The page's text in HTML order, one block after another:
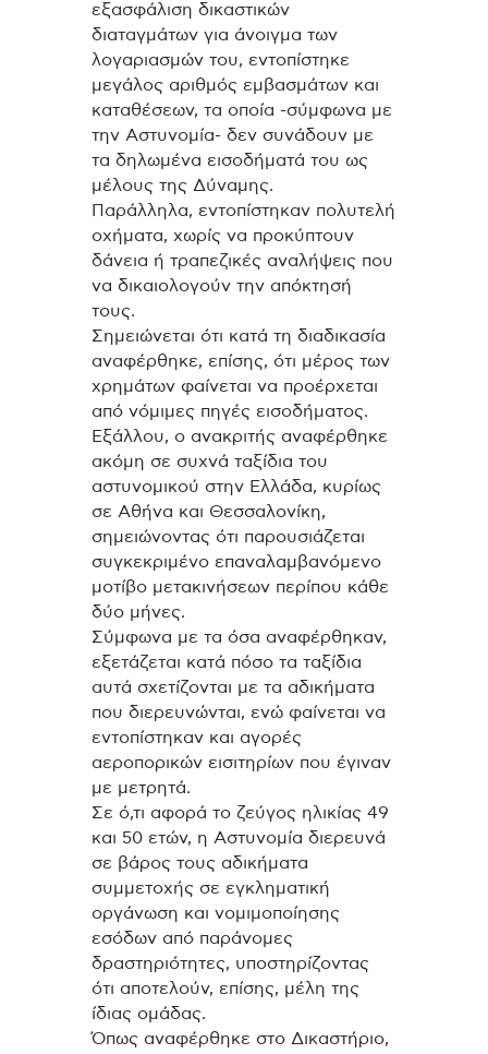
εξασφάλιση δικαστικών
διαταγμάτων για άνοιγμα των
λογαριασμών του, εντοπίστηκε
μεγάλος αριθμός εμβασμάτων και
καταθέσεων, τα οποία -σύμφωνα με
την Αστυνομία- δεν συνάδουν με
τα δηλωμένα εισοδήματά του ως
μέλους της Δύναμης.
Παράλληλα, εντοπίστηκαν πολυτελή
οχήματα, χωρίς να προκύπτουν
δάνεια ή τραπεζικές αναλήψεις που
να δικαιολογούν την απόκτησή
τους.
Σημειώνεται ότι κατά τη διαδικασία
αναφέρθηκε, επίσης, ότι μέρος των
χρημάτων φαίνεται να προέρχεται
από νόμιμες πηγές εισοδήματος.
Εξάλλου, ο ανακριτής αναφέρθηκε
ακόμη σε συχνά ταξίδια του
αστυνομικού στην Ελλάδα, κυρίως
σε Αθήνα και Θεσσαλονίκη,
σημειώνοντας ότι παρουσιάζεται
συγκεκριμένο επαναλαμβανόμενο
μοτίβο μετακινήσεων περίπου κάθε
δύο μήνες.
Σύμφωνα με τα όσα αναφέρθηκαν,
εξετάζεται κατά πόσο τα ταξίδια
αυτά σχετίζονται με τα αδικήματα
που διερευνώνται, ενώ φαίνεται να
εντοπίστηκαν και αγορές
αεροπορικών εισιτηρίων που έγιναν
με μετρητά.
Σε ό,τι αφορά το ζεύγος ηλικίας 49
και 50 ετών, η Αστυνομία διερευνά
σε βάρος τους αδικήματα
συμμετοχής σε εγκληματική
οργάνωση και νομιμοποίησης
εσόδων από παράνομες
δραστηριότητες, υποστηρίζοντας
ότι αποτελούν, επίσης, μέλη της
ίδιας ομάδας.
Όπως αναφέρθηκε στο Δικαστήριο,